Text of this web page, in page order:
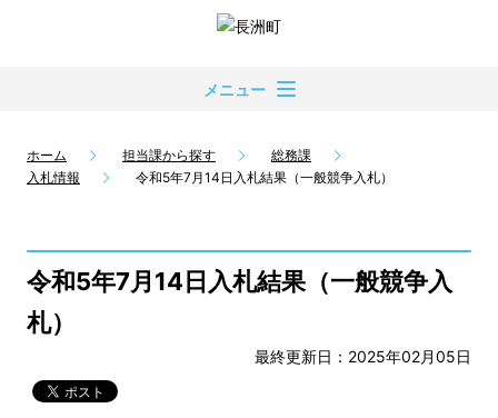
メニュー
ホーム 担当課から探す
総務課
入札情報
令和5年7月14日入札結果（一般競争入札）
令和5年7月14日入札結果（一般競争入
札）
最終更新日：2025年02月05日